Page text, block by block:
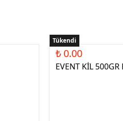
Tükendi
₺ 0.00
EVENT KİL 500GR